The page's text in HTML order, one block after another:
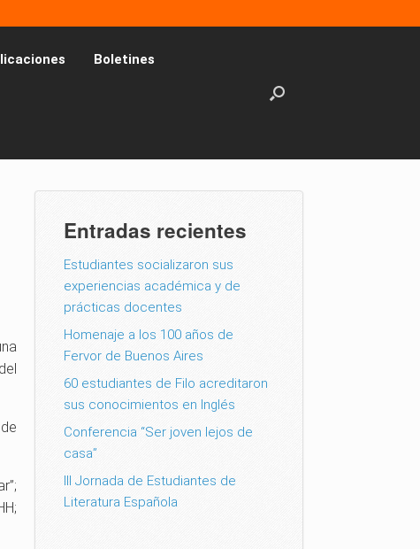
Boletines
Entradas recientes
Estudiantes socializaron sus
experiencias académica y de
prácticas docentes
Homenaje a los 100 años de
Fervor de Buenos Aires
60 estudiantes de Filo acreditaron
sus conocimientos en Inglés
Conferencia “Ser joven lejos de
casa”
III Jornada de Estudiantes de
Literatura Española